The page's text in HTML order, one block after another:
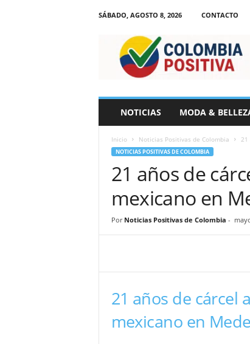
SÁBADO, AGOSTO 8, 2026
CONTACTO
i
NOTICIAS MODA &
Inicio Noticias Positivas de Colombia 21
NOTICIAS POSITIVAS DE COLOMBIA
21 años de
mexicano en
Por Noticias Positivas de Colombia -
21 años de cárcel
mexicano en